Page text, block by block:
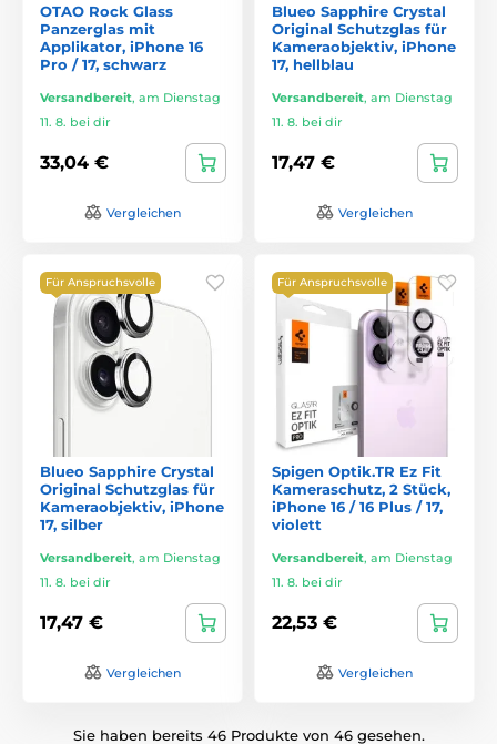
OTAO Rock Glass
Panzerglas mit
Applikator, iPhone 16
Pro / 17, schwarz
Versandbereit, am Dienstag
11. 8. bei dir
33,04 €
Vergleichen
Blueo Sapphire Crystal
Original Schutzglas für
Kameraobjektiv, iPhone
17, hellblau
Versandbereit, am Dienstag
11. 8. bei dir
17,47 €
Vergleichen
Für Anspruchsvolle
Blueo Sapphire Crystal
Original Schutzglas für
Kameraobjektiv, iPhone
17, silber
Versandbereit, am Dienstag
11. 8. bei dir
17,47 €
Vergleichen
Für Anspruchsvolle
Spigen Optik.TR Ez Fit
Kameraschutz, 2 Stück,
iPhone 16 / 16 Plus / 17,
violett
Versandbereit, am Dienstag
11. 8. bei dir
22,53 €
Vergleichen
Sie haben bereits 46 Produkte von 46 gesehen.